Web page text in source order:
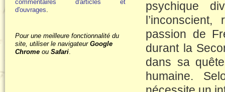
commentaires d'articles et
d'ouvrages
Pour une meilleure fonctionnalité du
site, utiliser le navigateur Google
Chrome ou Safari
psychique
passion de
durant la
dans sa
humaine.